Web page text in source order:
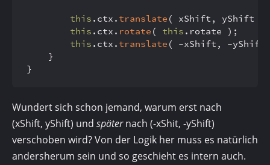
this . ctx . translate ( xShift, yShift );
this . ctx . rotate ( this . rotate );
this . ctx . translate ( -xShift, -
}
Wundert sich schon jemand, warum erst nach
(xShift, yShift) und späternach (-xShit, -yShift)
verschoben wird? Von der Logik her muss es natürlich
andersherum sein und so geschieht es intern auch.